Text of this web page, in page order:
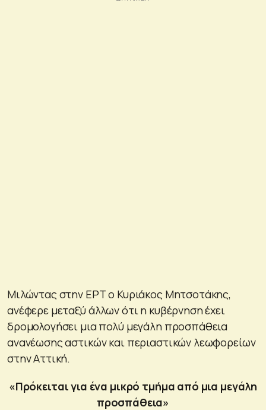
Μιλώντας στην ΕΡΤ ο Κυριάκος Μητσοτάκης,
ανέφερε μεταξύ άλλων ότι η κυβέρνηση έχει
δρομολογήσει μια πολύ μεγάλη προσπάθεια
ανανέωσης αστικών και περιαστικών λεωφορείων
στην Αττική.
«Πρόκειται για ένα μικρό τμήμα από μια μεγάλη
προσπάθεια»